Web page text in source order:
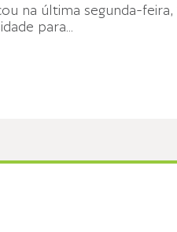
na última segunda-
para...